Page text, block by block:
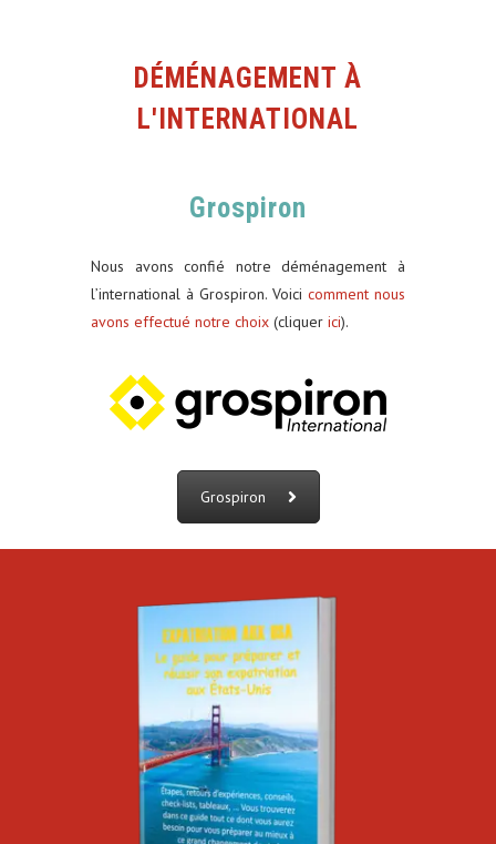
DÉMÉNAGEMENT À
L'INTERNATIONAL
Grospiron
Nous avons confié notre déménagement à
l’international à Grospiron. Voici comment nous
avons effectué notre choix (cliquerici).
Grospiron